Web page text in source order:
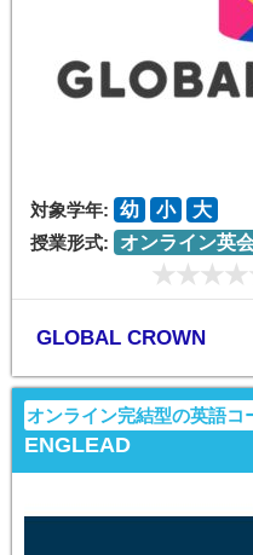
対象学年: 幼 小
大
授業形式:
オンライン英
GLOBAL CROWN
オンライン完結型の英語コ
ENGLEAD